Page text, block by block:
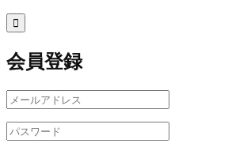

会員登録